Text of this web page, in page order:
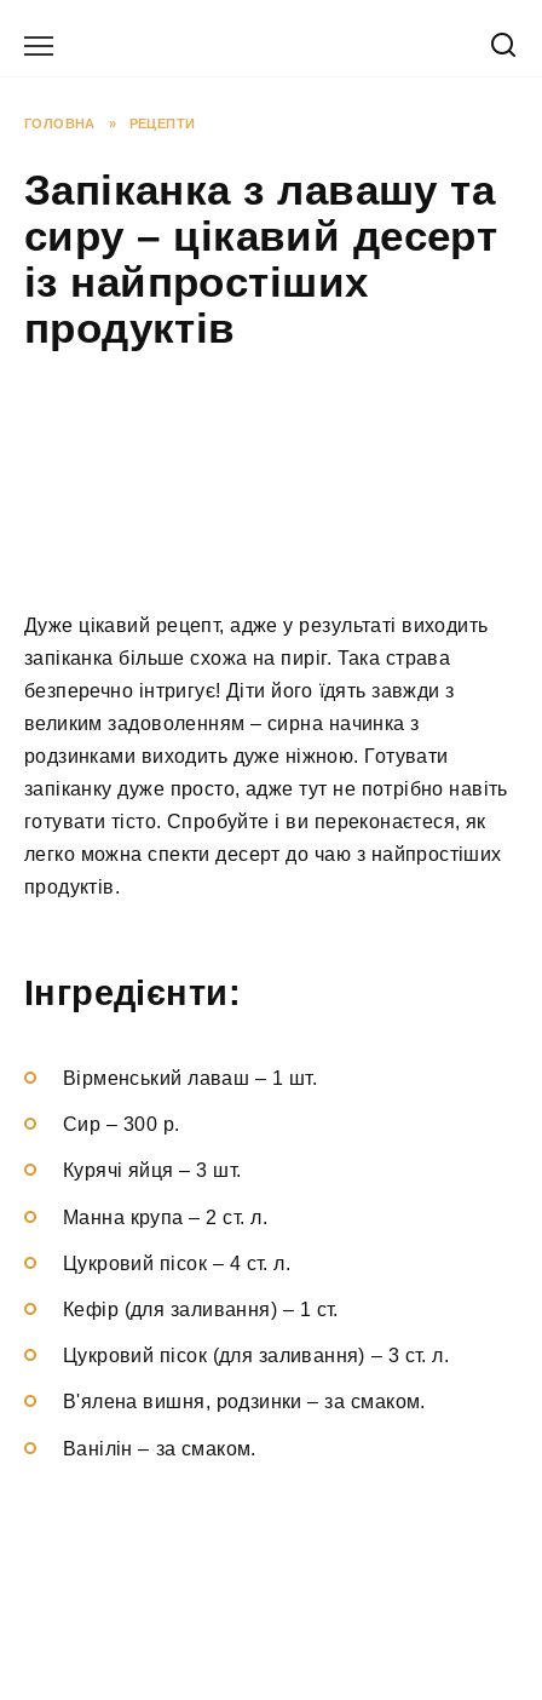
ГОЛОВНА » РЕЦЕПТИ
Запіканка з лавашу та
сиру – цікавий десерт
із найпростіших
продуктів
Дуже цікавий рецепт, адже у результаті виходить
запіканка більше схожа на пиріг. Така страва
безперечно інтригує! Діти його їдять завжди з
великим задоволенням – сирна начинка з
родзинками виходить дуже ніжною. Готувати
запіканку дуже просто, адже тут не потрібно навіть
готувати тісто. Спробуйте і ви переконаєтеся, як
легко можна спекти десерт до чаю з найпростіших
продуктів.
Інгредієнти:
Вірменський лаваш – 1 шт.
Сир – 300 р.
Курячі яйця –3 шт.
Манна крупа – 2 ст. л.
Цукровий пісок– 4 ст. л.
Кефір (для заливання) – 1 ст.
Цукровий пісок (для заливання) – 3 ст. л.
В'ялена вишня, родзинки –за смаком.
Ванілін – за смаком.